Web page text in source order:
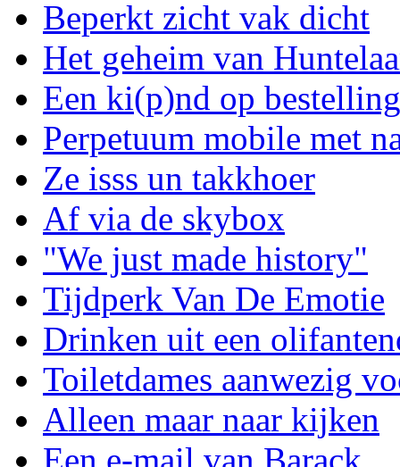
Beperkt zicht vak dicht
Het geheim van
Een ki(p)nd op bestelling
Perpetuum mobile met
Ze isss un takkhoer
Af via de skybox
"We just made history"
Tijdperk Van De Emotie
Drinken uit een
Toiletdames aanwezig
Alleen maar naar kijken
Een e-mail van Barack